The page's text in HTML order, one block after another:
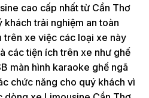
cao cấp nhất từ Cần Thơ
trải nghiệm an toàn
trên xe việc các loại xe này
các tiện ích trên xe như ghế
màn hình karaoke ghế ngã
chức năng cho quý khách vì